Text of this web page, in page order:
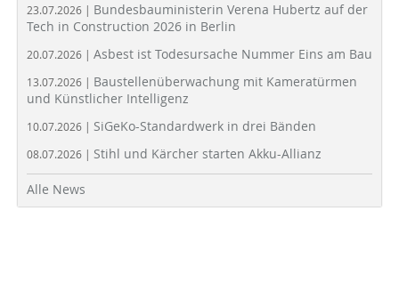
23.07.2026 | Bundesbauministerin Verena Hubertz auf der
Tech in Construction 2026 in Berlin
20.07.2026 | Asbest ist Todesursache Nummer Eins am Bau
13.07.2026 | Baustellenüberwachung mit Kameratürmen
und Künstlicher Intelligenz
10.07.2026 | SiGeKo-Standardwerk in drei Bänden
08.07.2026 | Stihl und Kärcher starten Akku-Allianz
Alle News